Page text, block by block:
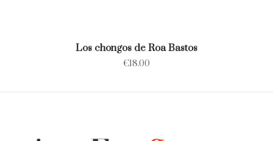
Los chongos de Roa Bastos
€18.00